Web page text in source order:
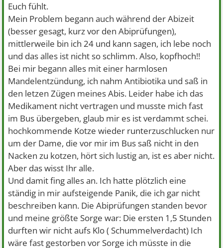
Euch fühlt.
Mein Problem begann auch während der Abizeit
(besser gesagt, kurz vor den Abiprüfungen),
mittlerweile bin ich 24 und kann sagen, ich lebe noch
und das alles ist nicht so schlimm. Also, kopfhoch!!
Bei mir begann alles mit einer harmlosen
Mandelentzündung, ich nahm Antibiotika und saß in
den letzen Zügen meines Abis. Leider habe ich das
Medikament nicht vertragen und musste mich fast
im Bus übergeben, glaub mir es ist verdammt schei.
hochkommende Kotze wieder runterzuschlucken nur
um der Dame, die vor mir im Bus saß nicht in den
Nacken zu kotzen, hört sich lustig an, ist es aber nicht.
Aber das wisst Ihr alle.
Und damit fing alles an. Ich hatte plötzlich eine
ständig in mir aufsteigende Panik, die ich gar nicht
beschreiben kann. Die Abiprüfungen standen bevor
und meine größte Sorge war: Die ersten 1,5 Stunden
durften wir nicht aufs Klo ( Schummelverdacht) Ich
wäre fast gestorben vor Sorge ich müsste in die